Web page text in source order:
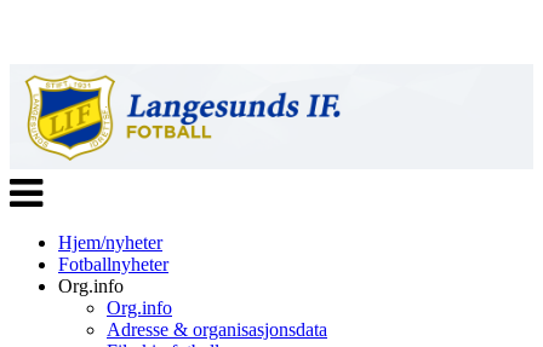
Veksle
navigasjon
Hjem/nyheter
Fotballnyheter
Org.info
Org.info
Adresse & organisasjonsdata